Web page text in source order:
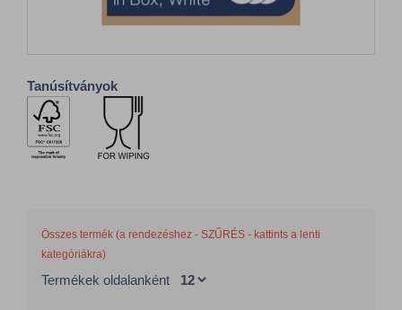
Tanúsítványok
Összes termék (a rendezéshez - SZŰRÉS - kattints a lenti
kategóriákra)
Termékek oldalanként